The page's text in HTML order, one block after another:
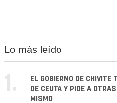
Lo más leído
1.
EL GOBIERNO DE CHIVITE
DE CEUTA Y PIDE A
MISMO